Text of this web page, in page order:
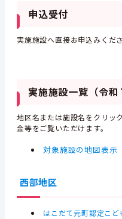
申込受付
実施施設へ直接お申込みくださ
実施施設一覧（令和
地区名または施設名をクリッ
金等をご覧いただけます。
対象施設の地図表示
西部地区
はこだて元町認定こど